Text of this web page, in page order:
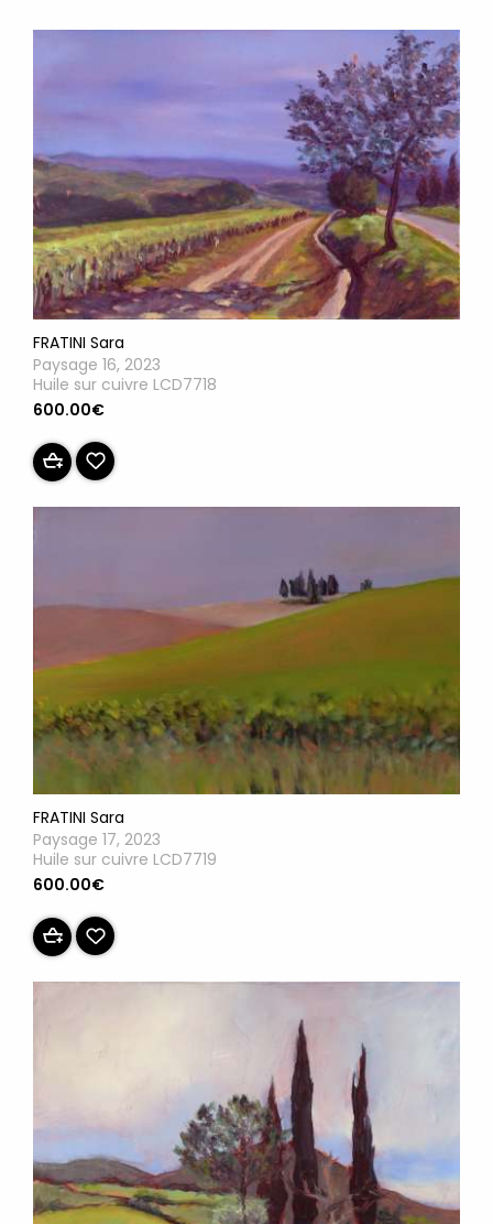
FRATINI Sara
Paysage 16, 2023
Huile sur cuivre LCD7718
600.00€
FRATINI Sara
Paysage 17, 2023
Huile sur cuivre LCD7719
600.00€